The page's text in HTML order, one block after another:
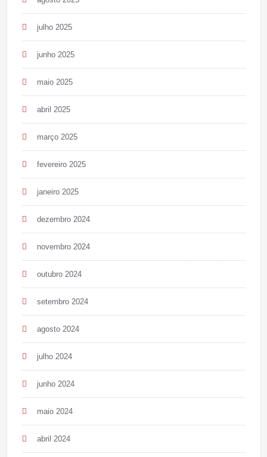
julho 2025
junho 2025
maio 2025
abril 2025
março 2025
fevereiro 2025
janeiro 2025
dezembro 2024
novembro 2024
outubro 2024
setembro 2024
agosto 2024
julho 2024
junho 2024
maio 2024
abril 2024